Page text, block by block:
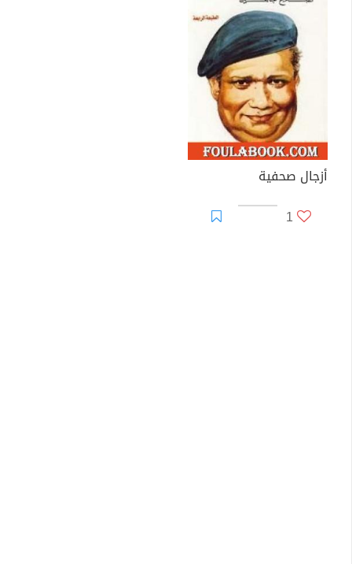
أزجال صحفية
1